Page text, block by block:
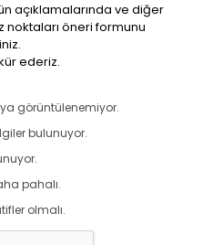
açıklamalarında ve diğer
öneri formunu
ederiz.
görüntülenemiyor.
bulunuyor.
pahalı.
olmalı.